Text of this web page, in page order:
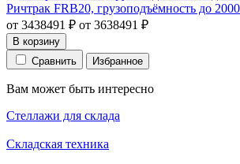
Ричтрак FRB20, грузоподъёмность до 2000
от 3438491 ₽ от 3638491 ₽
В корзину
Сравнить
Избранное
Вам может быть интересно
Стеллажи для склада
Складская техника